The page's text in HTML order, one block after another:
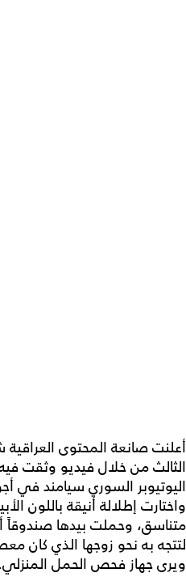
أعلنت صانعة المحتوى
الثالث من خلال فيديو وثقت
اليوتيوبر السوري سيامند في
واختارت إطلالة أنيقة باللون
متناسق، وحملت بيدها صندوقاً
لتتجه به نحو زوجها الذي كان
ويرى جهاز فحص الحمل المنزلي.